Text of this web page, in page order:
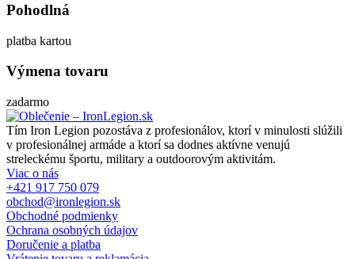
Pohodlná
platba kartou
Výmena tovaru
zadarmo
Tím Iron Legion pozostáva z profesionálov, ktorí v minulosti slúžili
v profesionálnej armáde a ktorí sa dodnes aktívne venujú
streleckému športu, military a outdoorovým aktivitám.
Viac o nás
+421 917 750 079
obchod@ironlegion.sk
Obchodné podmienky
Ochrana osobných údajov
Doručenie a platba